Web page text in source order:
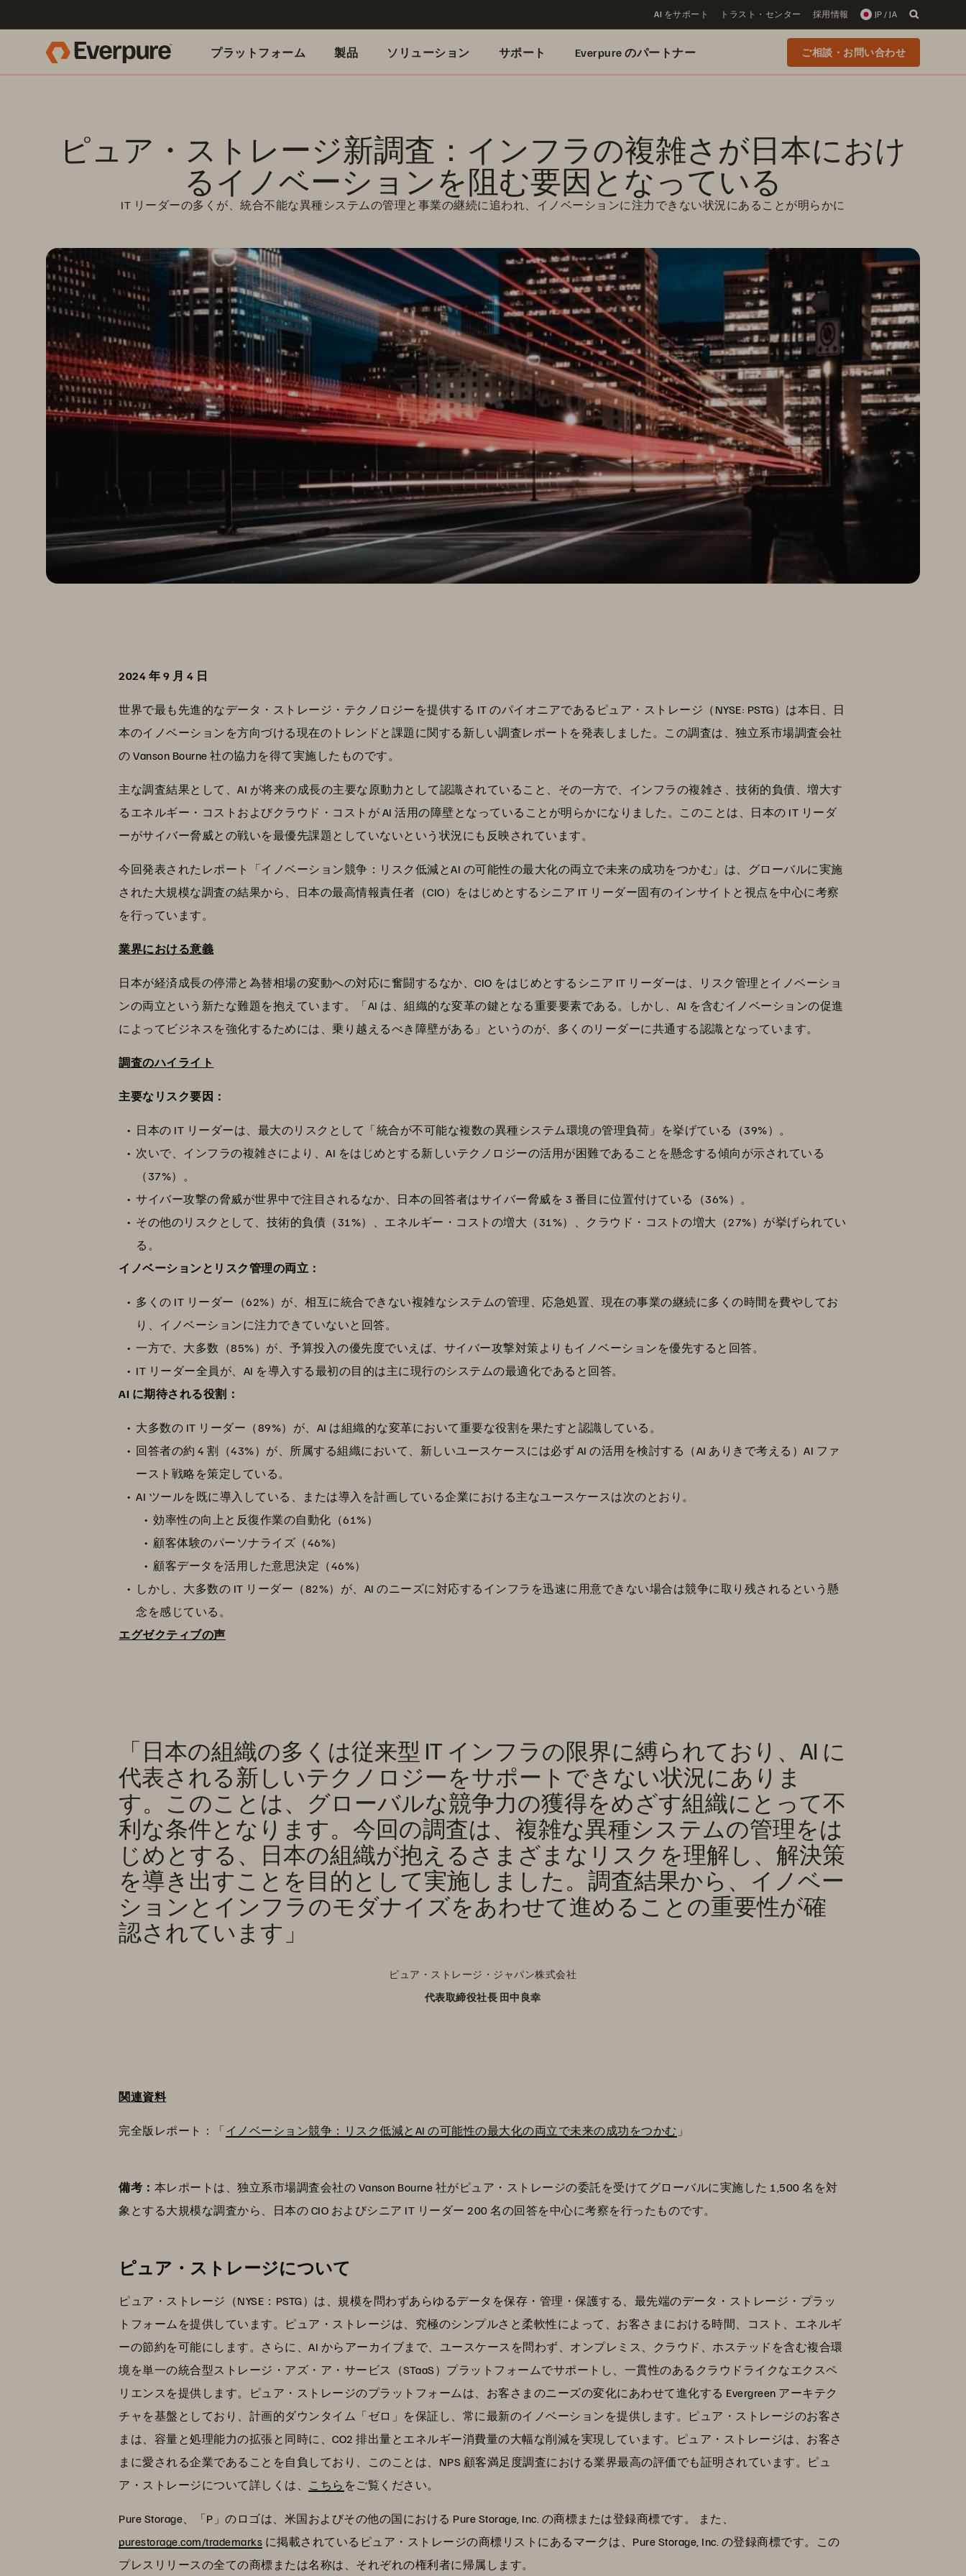
AI をサポート トラスト・センター 採用情報 JP / JA
プラットフォーム 製品 ソリューション サポート Everpure のパートナー ご相談・お問い合わせ
ピュア・ストレージ新調査：インフラの複雑さが日本におけ
るイノベーションを阻む要因となっている
IT リーダーの多くが、統合不能な異種システムの管理と事業の継続に追われ、イノベーションに注力できない状況にあることが明らかに
2024 年 9 月 4 日
世界で最も先進的なデータ・ストレージ・テクノロジーを提供する IT のパイオニアであるピュア・ストレージ（NYSE: PSTG）は本日、日
本のイノベーションを方向づける現在のトレンドと課題に関する新しい調査レポートを発表しました。この調査は、独立系市場調査会社
の Vanson Bourne 社の協力を得て実施したものです。
主な調査結果として、AI が将来の成長の主要な原動力として認識されていること、その一方で、インフラの複雑さ、技術的負債、増大す
るエネルギー・コストおよびクラウド・コストが AI 活用の障壁となっていることが明らかになりました。このことは、日本の IT リーダ
ーがサイバー脅威との戦いを最優先課題としていないという状況にも反映されています。
今回発表されたレポート「イノベーション競争：リスク低減とAI の可能性の最大化の両立で未来の成功をつかむ」は、グローバルに実施
された大規模な調査の結果から、日本の最高情報責任者（CIO）をはじめとするシニア IT リーダー固有のインサイトと視点を中心に考察
を行っています。
業界における意義
日本が経済成長の停滞と為替相場の変動への対応に奮闘するなか、CIO をはじめとするシニア IT リーダーは、リスク管理とイノベーショ
ンの両立という新たな難題を抱えています。「AI は、組織的な変革の鍵となる重要要素である。しかし、AI を含むイノベーションの促進
によってビジネスを強化するためには、乗り越えるべき障壁がある」というのが、多くのリーダーに共通する認識となっています。
調査のハイライト
主要なリスク要因：
日本の IT リーダーは、最大のリスクとして「統合が不可能な複数の異種システム環境の管理負荷」を挙げている（39%）。
次いで、インフラの複雑さにより、AI をはじめとする新しいテクノロジーの活用が困難であることを懸念する傾向が示されている
（37%）。
サイバー攻撃の脅威が世界中で注目されるなか、日本の回答者はサイバー脅威を 3 番目に位置付けている（36%）。
その他のリスクとして、技術的負債（31%）、エネルギー・コストの増大（31%）、クラウド・コストの増大（27%）が挙げられてい
る。
イノベーションとリスク管理の両立：
多くの IT リーダー（62%）が、相互に統合できない複雑なシステムの管理、応急処置、現在の事業の継続に多くの時間を費やしてお
り、イノベーションに注力できていないと回答。
一方で、大多数（85%）が、予算投入の優先度でいえば、サイバー攻撃対策よりもイノベーションを優先すると回答。
IT リーダー全員が、AI を導入する最初の目的は主に現行のシステムの最適化であると回答。
AI に期待される役割：
大多数の IT リーダー（89%）が、AI は組織的な変革において重要な役割を果たすと認識している。
回答者の約 4 割（43%）が、所属する組織において、新しいユースケースには必ず AI の活用を検討する（AI ありきで考える）AI ファ
ースト戦略を策定している。
AI ツールを既に導入している、または導入を計画している企業における主なユースケースは次のとおり。
効率性の向上と反復作業の自動化（61%）
顧客体験のパーソナライズ（46%）
顧客データを活用した意思決定（46%）
しかし、大多数の IT リーダー（82%）が、AI のニーズに対応するインフラを迅速に用意できない場合は競争に取り残されるという懸
念を感じている。
エグゼクティブの声
「日本の組織の多くは従来型 IT インフラの限界に縛られており、AI に
代表される新しいテクノロジーをサポートできない状況にありま
す。このことは、グローバルな競争力の獲得をめざす組織にとって不
利な条件となります。今回の調査は、複雑な異種システムの管理をは
じめとする、日本の組織が抱えるさまざまなリスクを理解し、解決策
を導き出すことを目的として実施しました。調査結果から、イノベー
ションとインフラのモダナイズをあわせて進めることの重要性が確
認されています」
ピュア・ストレージ・ジャパン株式会社
代表取締役社長 田中良幸
関連資料
完全版レポート：「イノベーション競争：リスク低減とAI の可能性の最大化の両立で未来の成功をつかむ 」
備考： 本レポートは、独立系市場調査会社の Vanson Bourne 社がピュア・ストレージの委託を受けてグローバルに実施した 1,500 名を対
象とする大規模な調査から、日本の CIO およびシニア IT リーダー 200 名の回答を中心に考察を行ったものです。
ピュア・ストレージについて
ピュア・ストレージ（NYSE：PSTG）は、規模を問わずあらゆるデータを保存・管理・保護する、最先端のデータ・ストレージ・プラッ
トフォームを提供しています。ピュア・ストレージは、究極のシンプルさと柔軟性によって、お客さまにおける時間、コスト、エネルギ
ーの節約を可能にします。さらに、AI からアーカイブまで、ユースケースを問わず、オンプレミス、クラウド、ホステッドを含む複合環
境を単一の統合型ストレージ・アズ・ア・サービス（STaaS）プラットフォームでサポートし、一貫性のあるクラウドライクなエクスペ
リエンスを提供します。ピュア・ストレージのプラットフォームは、お客さまのニーズの変化にあわせて進化する Evergreen アーキテク
チャを基盤としており、計画的ダウンタイム「ゼロ」を保証し、常に最新のイノベーションを提供します。ピュア・ストレージのお客さ
まは、容量と処理能力の拡張と同時に、CO2 排出量とエネルギー消費量の大幅な削減を実現しています。ピュア・ストレージは、お客さ
まに愛される企業であることを自負しており、このことは、NPS 顧客満足度調査における業界最高の評価でも証明されています。ピュ
ア・ストレージについて詳しくは、 こちら をご覧ください。
Pure Storage、「P」のロゴは、米国およびその他の国における Pure Storage, Inc. の商標または登録商標です。 また、
purestorage.com/trademarks に掲載されているピュア・ストレージの商標リストにあるマークは、Pure Storage, Inc. の登録商標です。この
プレスリリースの全ての商標または名称は、それぞれの権利者に帰属します。